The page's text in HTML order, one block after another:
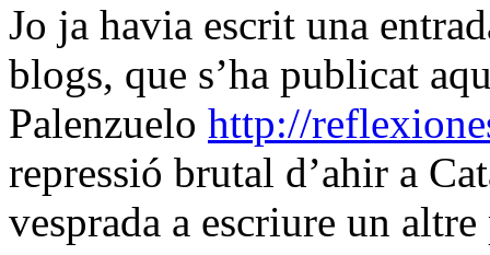
Jo ja havia escrit una
blogs, que s’ha publicat
Palenzuelo http://
repressió brutal d’ahir a
vesprada a escriure un